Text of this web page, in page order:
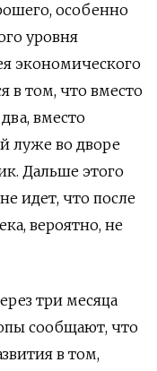
особенно
уровня
экономического
в том,‌ что вместо
вместо
луже во дворе
Дальше этого
идет,‌ что после
вероятно,‌ не
три месяца
сообщают,‌ что
в том,‌